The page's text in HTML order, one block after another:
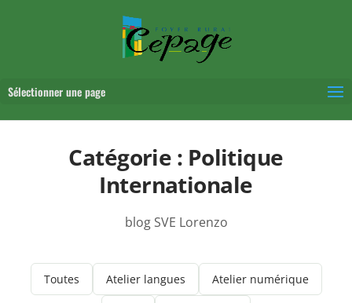
Sélectionner une page
Catégorie : Politique
Internationale
blog SVE Lorenzo
Toutes Atelier langues Atelier numérique